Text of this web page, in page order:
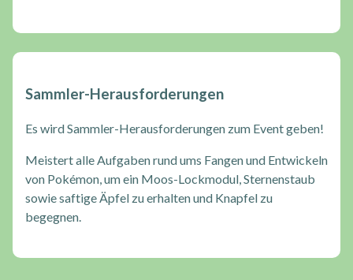
Sammler-Herausforderungen
Es wird Sammler-Herausforderungen zum Event geben!
Meistert alle Aufgaben rund ums Fangen und Entwickeln
von Pokémon, um ein Moos-Lockmodul, Sternenstaub
sowie saftige Äpfel zu erhalten und Knapfel zu
begegnen.